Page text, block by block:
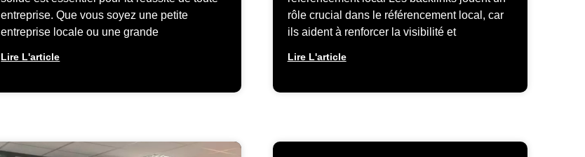
entreprise. Que vous soyez une petite
entreprise locale ou une grande
Lire L'article
rôle crucial dans le référencement local, car
ils aident à renforcer la visibilité et
Lire L'article